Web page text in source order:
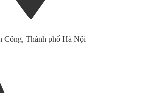
Thành phố Hà Nội